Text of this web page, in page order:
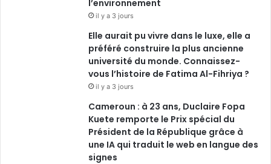
l’environnement
il y a 3 jours
Elle aurait pu vivre dans le luxe, elle a
préféré construire la plus ancienne
université du monde. Connaissez-
vous l’histoire de Fatima Al-Fihriya ?
il y a 3 jours
Cameroun : à 23 ans, Duclaire Fopa
Kuete remporte le Prix spécial du
Président de la République grâce à
une IA qui traduit le web en langue des
signes